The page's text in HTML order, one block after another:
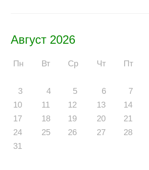
Август 2026
Пн Вт Ср Чт Пт
3
4 5 6 7
10
11 12 13 14
17
18 19 20 21
24
25 26 27 28
31